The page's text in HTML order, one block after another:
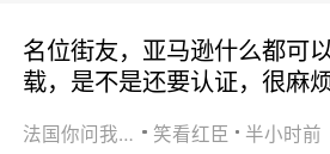
名位街友，亚马逊什么都可
载，是不是还要认证，很麻
法国你问我答 笑看红臣 半小时前